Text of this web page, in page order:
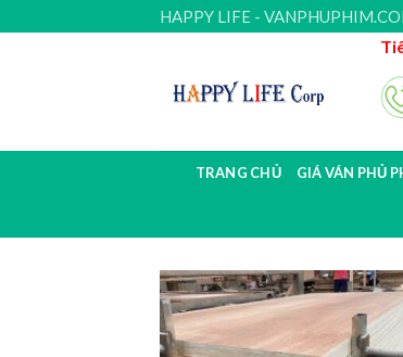
to
HAPPY LIFE -
TRANG CHỦ GIÁ VÁN PHỦ